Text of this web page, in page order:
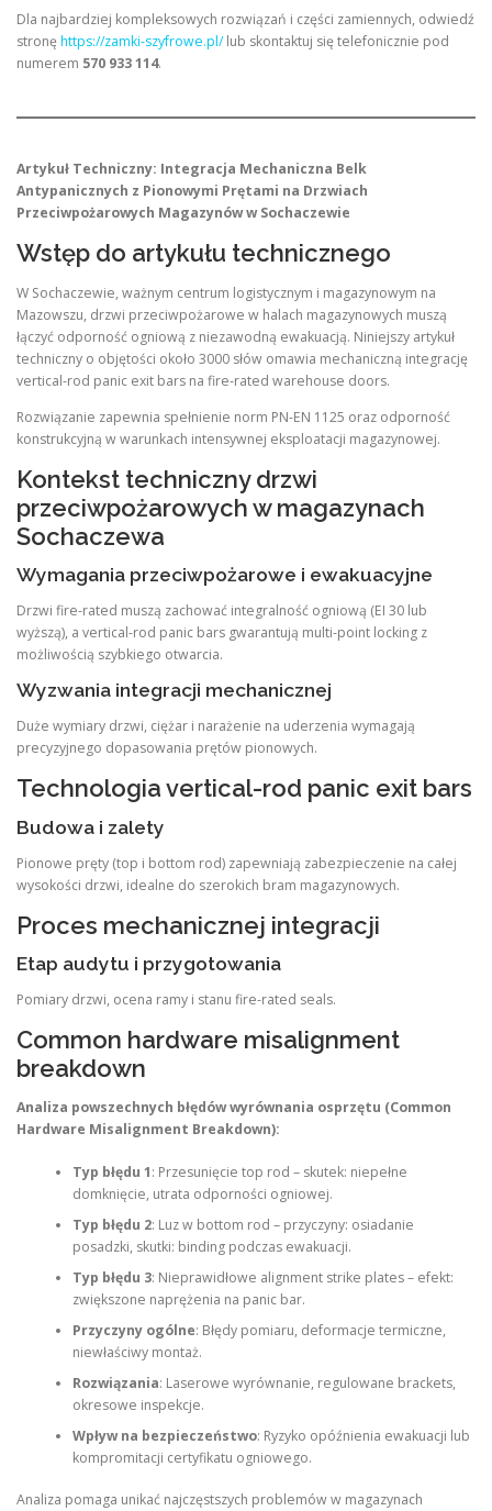
Dla najbardziej kompleksowych rozwiązań i części zamiennych, odwiedź
stronęhttps://zamki-szyfrowe.pl/lub skontaktuj się telefonicznie pod
numerem 570 933 114.
Artykuł Techniczny: Integracja Mechaniczna Belk
Antypanicznych z Pionowymi Prętami na Drzwiach
Przeciwpożarowych Magazynów w Sochaczewie
Wstęp do artykułu technicznego
W Sochaczewie, ważnym centrum logistycznym i magazynowym na
Mazowszu, drzwi przeciwpożarowe w halach magazynowych muszą
łączyć odporność ogniową z niezawodną ewakuacją. Niniejszy artykuł
techniczny o objętości około 3000 słów omawia mechaniczną integrację
vertical-rod panic exit bars na fire-rated warehouse doors.
Rozwiązanie zapewnia spełnienie norm PN-EN 1125 oraz odporność
konstrukcyjną w warunkach intensywnej eksploatacji magazynowej.
Kontekst techniczny drzwi
przeciwpożarowych w magazynach
Sochaczewa
Wymagania przeciwpożarowe i ewakuacyjne
Drzwi fire-rated muszą zachować integralność ogniową (EI 30 lub
wyższą), a vertical-rod panic bars gwarantują multi-point locking z
możliwością szybkiego otwarcia.
Wyzwania integracji mechanicznej
Duże wymiary drzwi, ciężar i narażenie na uderzenia wymagają
precyzyjnego dopasowania prętów pionowych.
Technologia vertical-rod panic exit bars
Budowa i zalety
Pionowe pręty (top i bottom rod) zapewniają zabezpieczenie na całej
wysokości drzwi, idealne do szerokich bram magazynowych.
Proces mechanicznej integracji
Etap audytu i przygotowania
Pomiary drzwi, ocena ramy i stanu fire-rated seals.
Common hardware misalignment
breakdown
Analiza powszechnych błędów wyrównania osprzętu (Common
Hardware Misalignment Breakdown):
Typ błędu 1: Przesunięcie top rod – skutek: niepełne
domknięcie, utrata odporności ogniowej.
Typ błędu 2: Luz w bottom rod – przyczyny: osiadanie
posadzki, skutki: binding podczas ewakuacji.
Typ błędu 3: Nieprawidłowe alignment strike plates – efekt:
zwiększone naprężenia na panic bar.
Przyczyny ogólne: Błędy pomiaru, deformacje termiczne,
niewłaściwy montaż.
Rozwiązania: Laserowe wyrównanie, regulowane brackets,
okresowe inspekcje.
Wpływ na bezpieczeństwo: Ryzyko opóźnienia ewakuacji lub
kompromitacji certyfikatu ogniowego.
Analiza pomaga unikać najczęstszych problemów w magazynach